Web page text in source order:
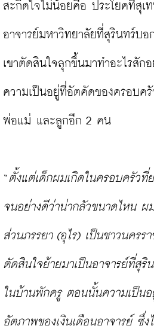
สะกิดใจไม่น้อยคือ ประโยคที่สุ
อาจารย์มหาวิทยาลัยที่สุรินทร์บอ
เขาตัดสินใจลุกขึ้นมาทำอะไรสัก
ความเป็นอยู่ที่อัตคัดของครอบค
พ่อแม่ และลูกอีก 2 คน
“ตั้งแต่เด็กผมเกิดในครอบครัวที่
จนอย่างดีว่าน่ากลัวขนาดไหน ผ
ส่วนภรรยา (อุไร) เป็นชาวนครร
ตัดสินใจย้ายมาเป็นอาจารย์ที่สุริ
ในบ้านพักครู ตอนนั้นความเป็นอ
อัตภาพของเงินเดือนอาจารย์ ซึ่